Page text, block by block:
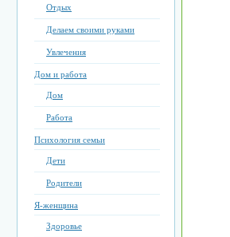
Отдых
Делаем своими руками
Увлечения
Дом и работа
Дом
Работа
Психология семьи
Дети
Родители
Я-женщина
Здоровье